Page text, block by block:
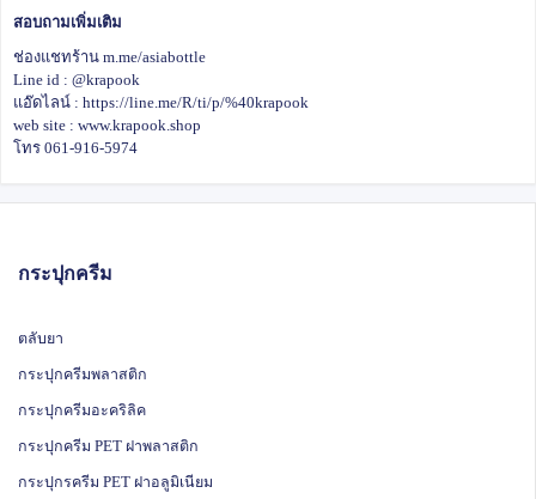
สอบถามเพิ่มเติม
ช่องแชทร้าน m.me/asiabottle
Line id : @krapook
แอ๊ดไลน์ : https://line.me/R/ti/p/%40krapook
web site : www.krapook.shop
โทร 061-916-5974
กระปุกครีม
ตลับยา
กระปุกครีมพลาสติก
กระปุกครีมอะคริลิค
กระปุกครีม PET ฝาพลาสติก
กระปุกรครีม PET ฝาอลูมิเนียม